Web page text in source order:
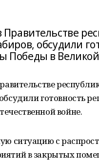
обсудили
Победы в
готовность
войне.
ситуацию с
в закрытых